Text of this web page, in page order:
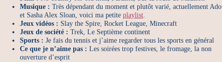
Musique : Très dépendant du moment et plutôt varié, actuellement Ado
et Sasha Alex Sloan, voici ma petite playlist.
Jeux vidéos : Slay the Spire, Rocket League, Minecraft
Jeux de société : Trek, Le Septième continent
Sports : Je fais du tennis et j’aime regarder tous les sports en général
Ce que je n’aime pas : Les soirées trop festives, le fromage, la non
ouverture d’esprit